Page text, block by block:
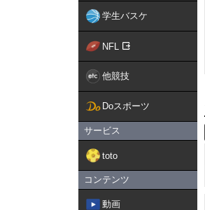
学生バスケ
NFL
他競技
Doスポーツ
サービス
toto
コンテンツ
動画